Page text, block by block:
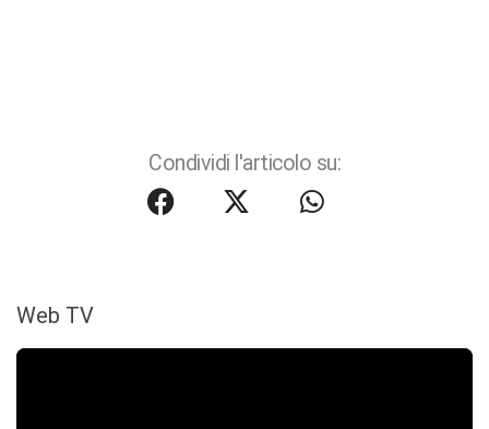
Condividi l'articolo su:
Web TV